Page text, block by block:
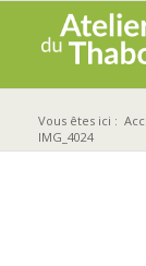
Vous êtes ici :
IMG_4024